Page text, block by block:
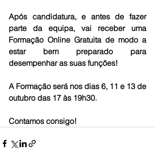
Após candidatura, e antes de fazer
parte da equipa, vai receber uma
Formação Online Gratuita de modo a
estar bem preparado para
desempenhar as suas funções!
A Formação será nos dias 6, 11 e 13 de
outubro das 17 às 19h30.
Contamos consigo!